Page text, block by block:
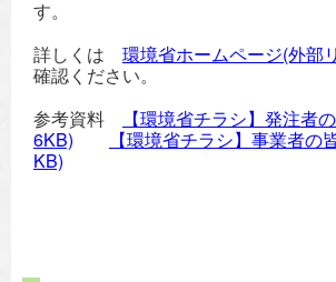
す。
詳しくは 環境省ホームページ(外部
確認ください。
参考資料
【環境省チラシ】発注者
6KB)
【環境省チラシ】事業者の
KB)